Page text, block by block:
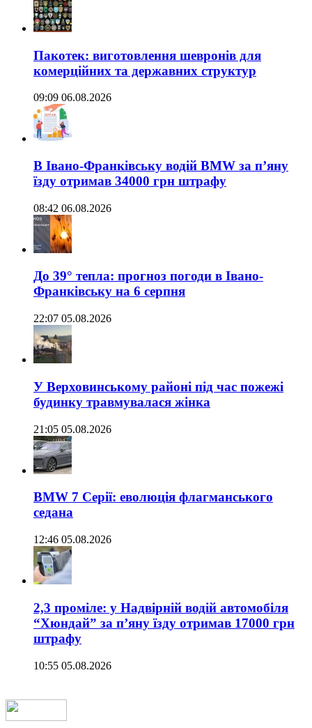
Пакотек: виготовлення шевронів для
комерційних та державних структур
09:09 06.08.2026
В Івано-Франківську водій BMW за п’яну
їзду отримав 34000 грн штрафу
08:42 06.08.2026
До 39° тепла: прогноз погоди в Івано-
Франківську на 6 серпня
22:07 05.08.2026
У Верховинському районі під час пожежі
будинку травмувалася жінка
21:05 05.08.2026
BMW 7 Серії: еволюція флагманського
седана
12:46 05.08.2026
2,3 проміле: у Надвірній водій автомобіля
“Хюндай” за п’яну їзду отримав 17000 грн
штрафу
10:55 05.08.2026